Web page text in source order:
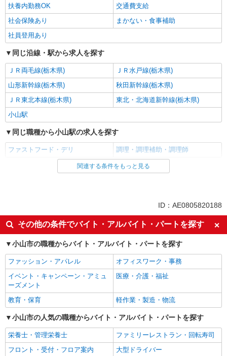
5:15〜9:00／時給1150円 9:00〜22:00／時給
日・祝日は時給50円アップ！（9時〜22時）
ファミリー食堂 山田うどん食堂 小山新4号
キープ 詳細を見る
パート
ツクイ小山（デイサービス）
デイサービス 調理スタッフ（ミールケアクル
時給1,068円〜1,370円 ★土日祝日は時給100円
アップ！ ※給与幅は資格・経験等による
栃木県小山市西城南四丁目1番19号
キープ 詳細を見る
ランスタッド株式会社 小山支店（小山事業所）/FOYT109090
時給1400円 【月収例】週5日・月21日勤務の
場合：139650円、週4日・月16日勤務の場合：
106400円、週3日・月12日勤務の場合：79800円
※交通費実費支給／当社規定あり。
栃木県小山市 国道50線・新国道4号線へのアク
セス良好
アルバイト パート
ケンタッキーフライドチキン 小山南店
カウンター・キッチンスタッフ ＜優先募集日
時＞土日祝 フルタイム
時給1100円 ＜高校生＞時給1070円
扶養内勤務OK
交通費支給
社会保険あり
まかない・食事補助
社員登用あり
同じ沿線・駅から求人を探す
ＪＲ両毛線(栃木県)
ＪＲ水戸線(栃木県)
山形新幹線(栃木県)
秋田新幹線(栃木県)
ＪＲ東北本線(栃木県)
東北・北海道新幹線(栃木県)
小山駅
同じ職種から小山駅の求人を探す
ファストフード・デリ 調理・調理補助・調理師
同じ雇用形態から小山駅の求人を探す
未経験歓迎
高校生OK
フリーター歓迎
ミドル（40代～）活躍中
エルダー（50代～）活躍中
シニア（60代～）活躍中
ボーナス・賞与あり
昇給あり
週1日勤務OK
週2～3日勤務OK
短時間勤務（1日4h以内）OK
上場企業・上場企業のグループ会
社
扶養内勤務OK
交通費支給
社会保険あり
まかない・食事補助
社員登用あり
関連する条件をもっと見る
ID：AE0805820188
その他の条件でバイト・アルバイト・パートを探す
小山市の職種からバイト・アルバイト・パートを探す
ファッション・アパレル
オフィスワーク・事務
イベント・キャンペーン・アミュ
ーズメント
医療・介護・福祉
教育・保育 軽作業・製造・物流
小山市の人気の職種からバイト・アルバイト・パートを探す
栄養士・管理栄養士
ファミリーレストラン・回転寿司
フロント・受付・フロア案内
大型ドライバー